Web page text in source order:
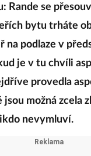
Rande se
bytu trháte
na podlaze v
je v tu chvíli
provedla
možná zcela
nevymluví.